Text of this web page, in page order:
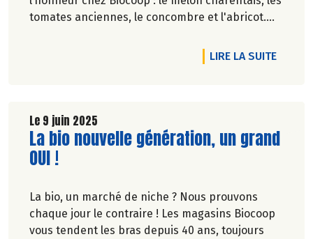
tomates anciennes, le concombre et l'abricot.
LIRE LA SUITEDE
Le 9 juin 2025
Lire la suite de l'article
La bio nouvelle génération, un grand
OUI !
La bio, un marché de niche ? Nous prouvons
chaque jour le contraire ! Les magasins Biocoop
vous tendent les bras depuis 40 ans, toujours